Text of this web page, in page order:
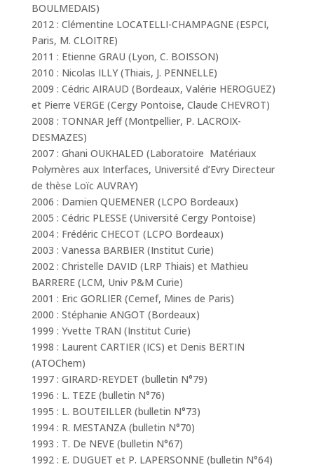
BOULMEDAIS)
2012 : Clémentine LOCATELLI-CHAMPAGNE (ESPCI,
Paris, M. CLOITRE)
2011 : Etienne GRAU (Lyon, C. BOISSON)
2010 : Nicolas ILLY (Thiais, J. PENNELLE)
2009 : Cédric AIRAUD (Bordeaux, Valérie HEROGUEZ)
et Pierre VERGE (Cergy Pontoise, Claude CHEVROT)
2008 : TONNAR Jeff (Montpellier, P. LACROIX-
DESMAZES)
2007 : Ghani OUKHALED (Laboratoire Matériaux
Polymères aux Interfaces, Université d’Evry Directeur
de thèse Loïc AUVRAY)
2006 : Damien QUEMENER (LCPO Bordeaux)
2005 : Cédric PLESSE (Université Cergy Pontoise)
2004 : Frédéric CHECOT (LCPO Bordeaux)
2003 : Vanessa BARBIER (Institut Curie)
2002 : Christelle DAVID (LRP Thiais) et Mathieu
BARRERE (LCM, Univ P&M Curie)
2001 : Eric GORLIER (Cemef, Mines de Paris)
2000 : Stéphanie ANGOT (Bordeaux)
1999 : Yvette TRAN (Institut Curie)
1998 : Laurent CARTIER (ICS) et Denis BERTIN
(ATOChem)
1997 : GIRARD-REYDET (bulletin N°79)
1996 : L. TEZE (bulletin N°76)
1995 : L. BOUTEILLER (bulletin N°73)
1994 : R. MESTANZA (bulletin N°70)
1993 : T. De NEVE (bulletin N°67)
1992 : E. DUGUET et P. LAPERSONNE (bulletin N°64)